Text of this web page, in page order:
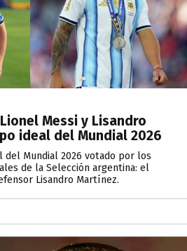
Messi y Lisandro
ideal del Mundial 2026
del Mundial 2026 votado por los
de la Selección argentina: el
Lisandro Martínez.